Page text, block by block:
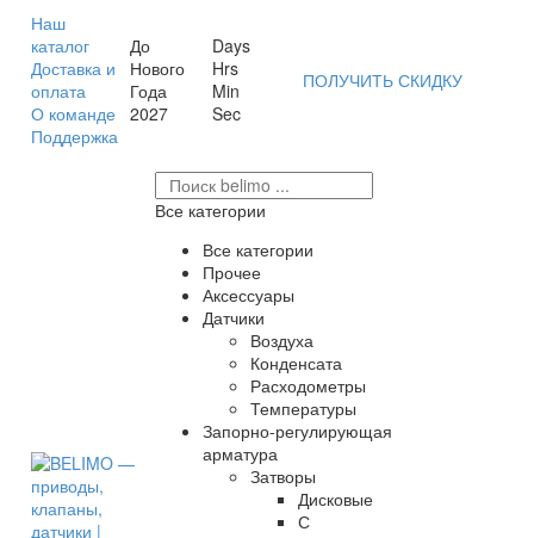
Наш
каталог
Доставка и
оплата
О команде
Поддержка
До
Нового
Года
2027
Days
Hrs
Min
Sec
ПОЛУЧИТЬ СКИДКУ
Все категории
Все категории
Прочее
Аксессуары
Датчики
Воздуха
Конденсата
Расходометры
Температуры
Запорно-регулирующая
арматура
Затворы
Дисковые
С